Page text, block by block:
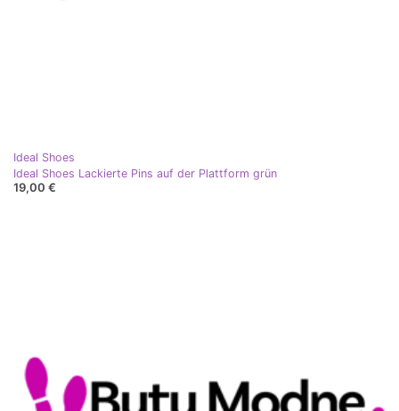
Ideal Shoes
Ideal Shoes Lackierte Pins auf der Plattform grün
19,00 €